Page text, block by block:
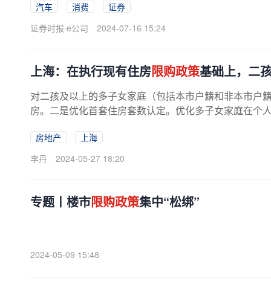
汽车 消费
证券
证券时报·e公司
2024-07-16 15:24
上海：在执行现有住房限购政策基础上，二
对二孩及以上的多子女家庭（包括本市户籍和非本市户
房。二是优化首套住房套数认定。优化多子女家庭在个
房地产
上海
李丹
2024-05-27 18:20
专题丨楼市限购政策集中“松绑”
2024-05-09 15:48